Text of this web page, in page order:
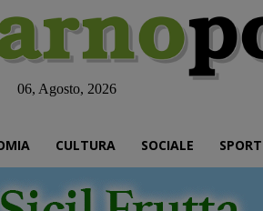
06, Agosto, 2026
CULTURA SOCIALE SPORT